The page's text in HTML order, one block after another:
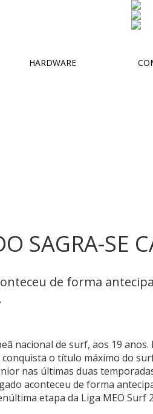
HARDWARE
SAGRA-SE
de forma
nacional de surf, aos 19 anos.
o título máximo do
nas últimas duas
aconteceu de forma
etapa da Liga MEO Surf